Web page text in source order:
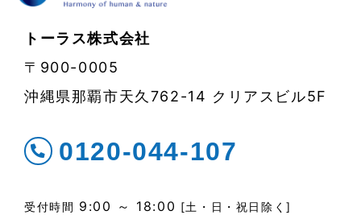
トーラス株式会社
〒900-0005
沖縄県那覇市天久762-14 クリアスビル5F
0120-044-107
受付時間 9:00 ～ 18:00 [土・日・祝日除く]